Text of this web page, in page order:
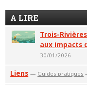
A LIRE
Trois-
aux impacts
30/01/2026
Liens — Guides pratiques